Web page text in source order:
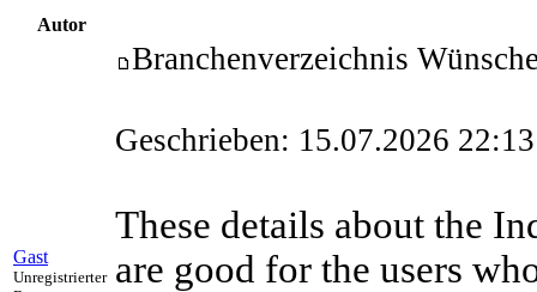
Autor
Gast
Unregistrierter
Branchenverzeichnis
Geschrieben: 15.07.2026 22:13
These details about the
are good for the users